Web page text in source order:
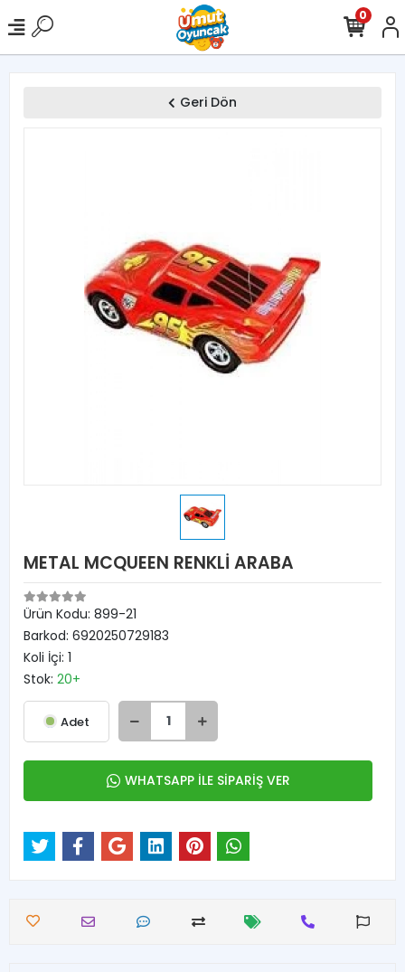
0
Geri Dön
METAL MCQUEEN RENKLİ ARABA
Ürün Kodu: 899-21
Barkod: 6920250729183
Koli İçi: 1
Stok: 20+
Adet
WHATSAPP İLE SİPARİŞ VER